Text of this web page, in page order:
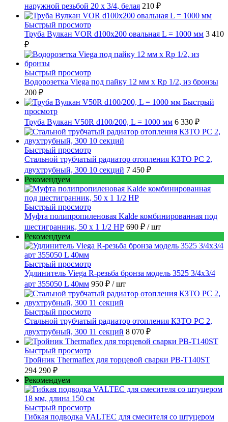
наружной резьбой 20 x 3/4, белая 210 ₽
Быстрый просмотр
Труба Вулкан VOR d100x200 овальная L = 1000 мм 3 410
₽
Быстрый просмотр
Водорозетка Viega под пайку 12 мм х Rp 1/2, из бронзы
200 ₽
Быстрый
просмотр
Труба Вулкан V50R d100/200, L = 1000 мм 6 330 ₽
Быстрый просмотр
Стальной трубчатый радиатор отопления КЗТО РС 2,
двухтрубный, 300 10 секций 7 450 ₽
Рекомендуем
Быстрый просмотр
Муфта полипропиленовая Kalde комбинированная под
шестигранник, 50 x 1 1/2 НР 690 ₽ / шт
Рекомендуем
Быстрый просмотр
Удлинитель Viega R-резьба бронза модель 3525 3/4x3/4
арт 355050 L 40мм 950 ₽ / шт
Быстрый просмотр
Стальной трубчатый радиатор отопления КЗТО РС 2,
двухтрубный, 300 11 секций 8 070 ₽
Быстрый просмотр
Тройник Thermaflex для торцевой сварки PB-T140ST
294 290 ₽
Рекомендуем
Быстрый просмотр
Гибкая подводка VALTEC для смесителя со штуцером